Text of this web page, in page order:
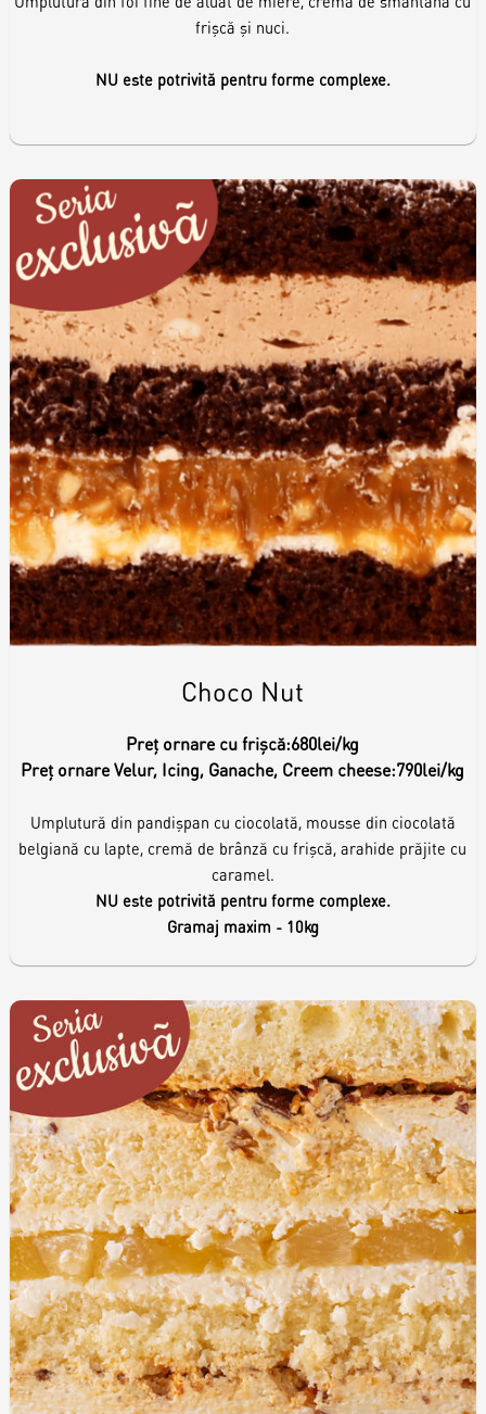
frișcă și nuci.
NU este potrivită pentru forme complexe.
Choco Nut
Preț ornare cu frișcă:680lei/kg
Preț ornare Velur, Icing, Ganache, Creem cheese:790lei/kg
Umplutură din pandișpan cu ciocolată, mousse din ciocolată
belgiană cu lapte, cremă de brânză cu frișcă, arahide prăjite cu
caramel.
NU este potrivită pentru forme complexe.
Gramaj maxim - 10kg